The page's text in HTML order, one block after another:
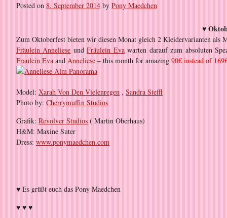
Posted on 8. September 2014 by Pony Maedchen
♥
Zum Oktoberfest bieten wir diesen Monat gleich 2 Kleidervarianten als
Fräulein Anneliese undFräulein Evawarten darauf zum absoluten
Fraulein Eva and Anneliese – this month for amazing 90€ instead of
Model: Xarah Von Den Vielenregen , Sandra Steffl
Photo by: Cherrymuffin Studios
Grafik: Revolver Studios ( Martin Oberhaus)
H&M: Maxine Suter
Dress: www.ponymaedchen.com
♥ Es grüßt euch das Pony Maedchen
♥ ♥ ♥